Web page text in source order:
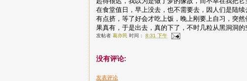
在食堂值日，早上没去，也不需要去，因人们是陆
有点挤，等了好会才吃上饭，晚上刚要上自习，突
果真有，于是出去，真的下了，不时几粒从黑洞洞的
发帖者葛亦民 时间：8:31 下午
没有评论:
发表评论